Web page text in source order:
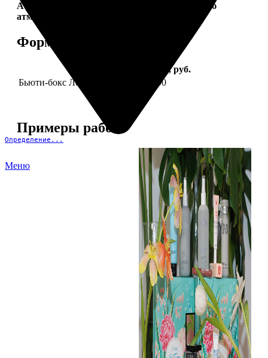
Определение...
Меню
Aura Project by
— создай свою
атмосферу!
Форматы и цены
Услуга
Цена, руб.
Бьюти-бокс Леди Mail "Весна"
2590
Примеры работ